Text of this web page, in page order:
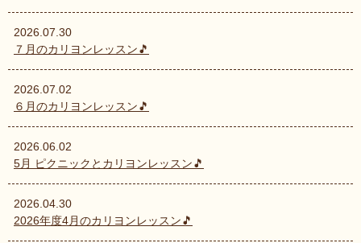
2026.07.30
７月のカリヨンレッスン🎵
2026.07.02
６月のカリヨンレッスン🎵
2026.06.02
5月 ピクニックとカリヨンレッスン🎵
2026.04.30
2026年度4月のカリヨンレッスン🎵